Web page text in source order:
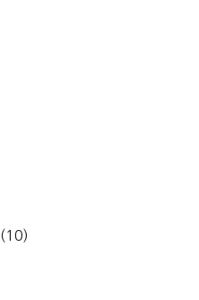
(10)